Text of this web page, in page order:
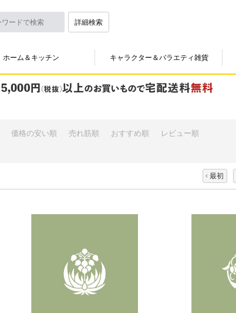
詳細検索
ホーム＆キッチン キャラクター＆バラエティ雑貨
価格の安い順 売れ筋順 おすすめ順
レビュー順
最初